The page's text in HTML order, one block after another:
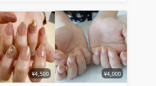
¥4,500 ¥4,000